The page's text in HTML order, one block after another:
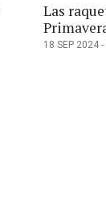
Las
18 SEP 2024